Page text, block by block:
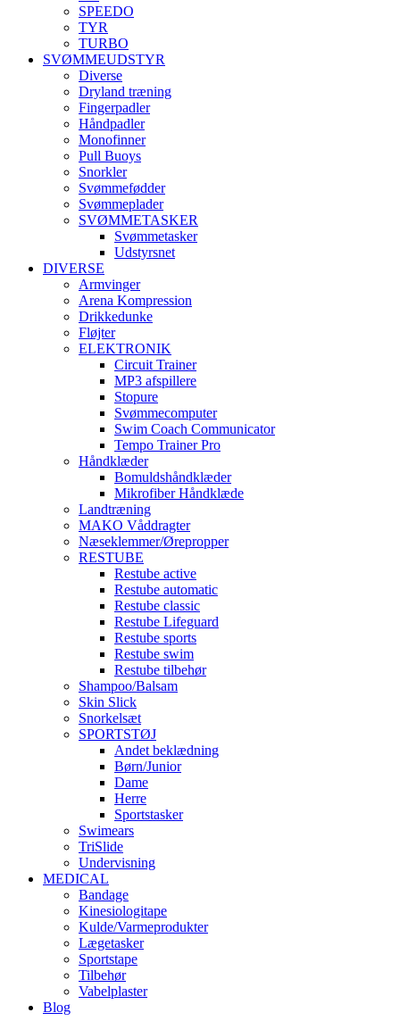
SPEEDO
TYR
TURBO
SVØMMEUDSTYR
Diverse
Dryland træning
Fingerpadler
Håndpadler
Monofinner
Pull Buoys
Snorkler
Svømmefødder
Svømmeplader
SVØMMETASKER
Svømmetasker
Udstyrsnet
DIVERSE
Armvinger
Arena Kompression
Drikkedunke
Fløjter
ELEKTRONIK
Circuit Trainer
MP3 afspillere
Stopure
Svømmecomputer
Swim Coach Communicator
Tempo Trainer Pro
Håndklæder
Bomuldshåndklæder
Mikrofiber Håndklæde
Landtræning
MAKO Våddragter
Næseklemmer/Ørepropper
RESTUBE
Restube active
Restube automatic
Restube classic
Restube Lifeguard
Restube sports
Restube swim
Restube tilbehør
Shampoo/Balsam
Skin Slick
Snorkelsæt
SPORTSTØJ
Andet beklædning
Børn/Junior
Dame
Herre
Sportstasker
Swimears
TriSlide
Undervisning
MEDICAL
Bandage
Kinesiologitape
Kulde/Varmeprodukter
Lægetasker
Sportstape
Tilbehør
Vabelplaster
Blog